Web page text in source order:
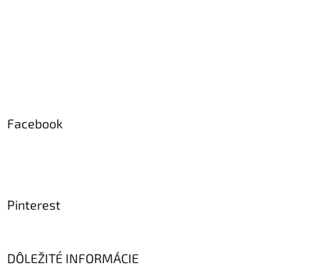
Facebook
Pinterest
DÔLEŽITÉ INFORMÁCIE